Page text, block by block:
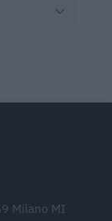
Milano MI